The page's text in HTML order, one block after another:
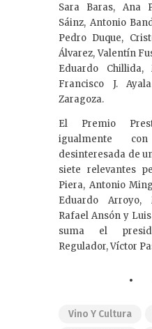
Sara Baras, Ana
Sáinz, Antonio
Pedro Duque,
Álvarez, Valentín
Eduardo Chillida,
Francisco J.
Zaragoza.
El Premio
igualmente
desinteresada de
siete relevantes
Piera, Antonio
Eduardo Arroyo,
Rafael Ansón y
suma el
Regulador, Víctor
Vino Y Cultura